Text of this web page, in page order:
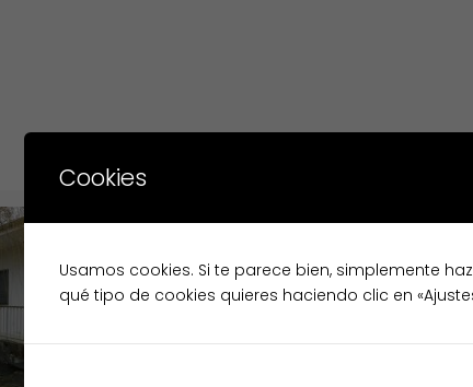
Cookies
Usamos cookies. Si te parece bien, simplemente
qué tipo de cookies quieres haciendo clic en